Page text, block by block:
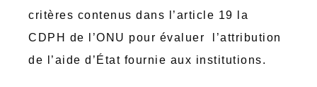
critères contenus dans l’article 19 la
CDPH de l’ONU pour évaluer l’attribution
de l’aide d’État fournie aux institutions.